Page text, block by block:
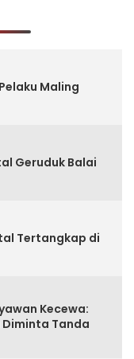
Maling
Geruduk Balai
Tertangkap di
Kecewa:
Diminta Tanda